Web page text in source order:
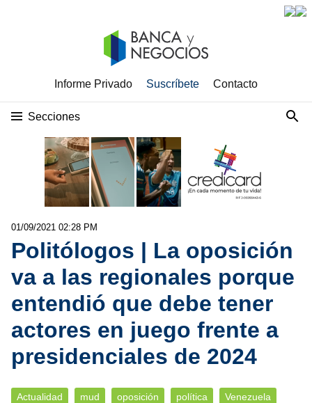
Informe Privado Suscríbete Contacto
Secciones
01/09/2021 02:28 PM
Politólogos | La oposición
va a las regionales porque
entendió que debe tener
actores en juego frente a
presidenciales de 2024
Actualidad mud oposición política Venezuela